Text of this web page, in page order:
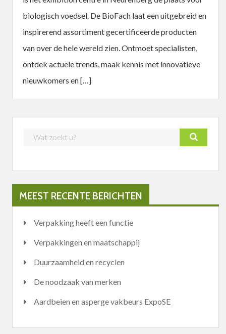
biologisch voedsel. De BioFach laat een uitgebreid en
inspirerend assortiment gecertificeerde producten
van over de hele wereld zien. Ontmoet specialisten,
ontdek actuele trends, maak kennis met innovatieve
nieuwkomers en […]
MEEST RECENTE BERICHTEN
Verpakking heeft een functie
Verpakkingen en maatschappij
Duurzaamheid en recyclen
De noodzaak van merken
Aardbeien en asperge vakbeurs ExpoSE